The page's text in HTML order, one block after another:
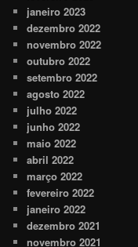
janeiro 2023
dezembro 2022
novembro 2022
outubro 2022
setembro 2022
agosto 2022
julho 2022
junho 2022
maio 2022
abril 2022
março 2022
fevereiro 2022
janeiro 2022
dezembro 2021
novembro 2021